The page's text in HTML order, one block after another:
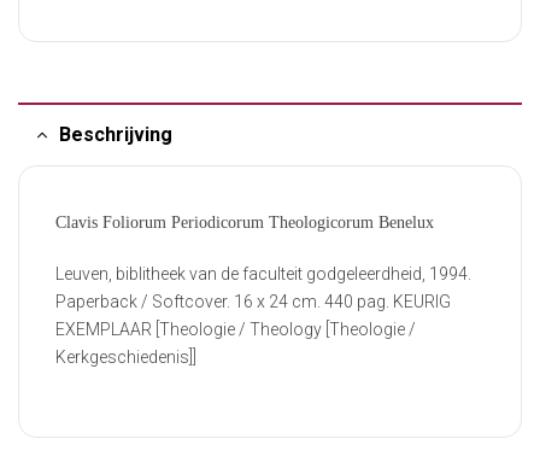
Beschrijving
Clavis Foliorum Periodicorum Theologicorum Benelux
Leuven, biblitheek van de faculteit godgeleerdheid, 1994.
Paperback / Softcover. 16 x 24 cm. 440 pag. KEURIG
EXEMPLAAR [Theologie / Theology [Theologie /
Kerkgeschiedenis]]